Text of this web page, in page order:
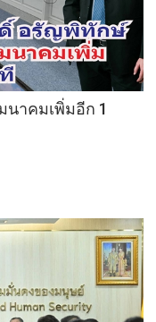
บ
าคมเพิ่มอีก 1
ญ
ธ.คมนาคม